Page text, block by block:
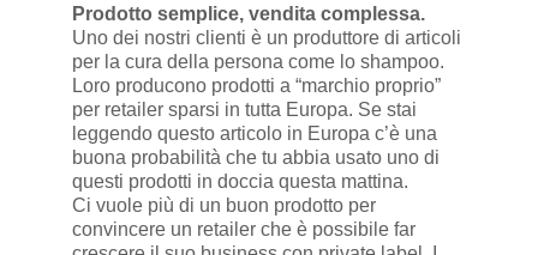
Prodotto semplice, vendita complessa.
Uno dei nostri clienti è un produttore di articoli
per la cura della persona come lo shampoo.
Loro producono prodotti a “marchio proprio”
per retailer sparsi in tutta Europa. Se stai
leggendo questo articolo in Europa c’è una
buona probabilità che tu abbia usato uno di
questi prodotti in doccia questa mattina.
Ci vuole più di un buon prodotto per
convincere un retailer che è possibile far